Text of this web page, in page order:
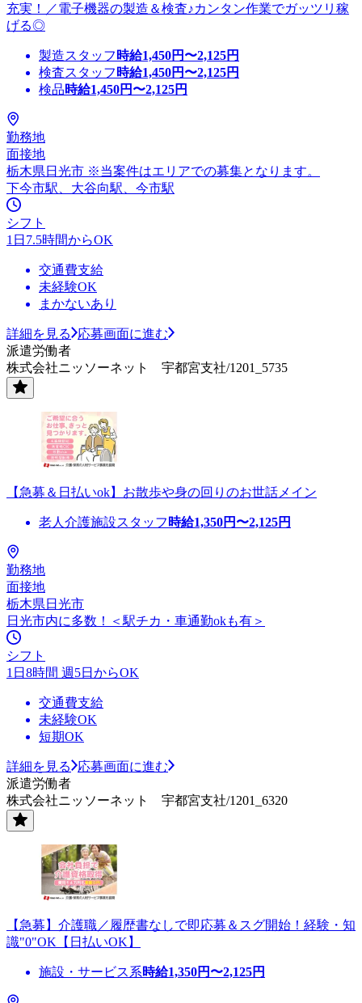
充実！／電子機器の製造＆検査♪カンタン作業でガッツリ稼
げる◎
製造スタッフ 時給1,450円〜2,125円
検査スタッフ 時給1,450円〜2,125円
検品時給1,450円〜2,125円
勤務地
面接地
栃木県日光市 ※当案件はエリアでの募集となります。
下今市駅、大谷向駅、今市駅
シフト
1日7.5時間からOK
交通費支給
未経験OK
まかないあり
詳細を見る
応募画面に進む
派遣労働者
株式会社ニッソーネット 宇都宮支社/1201_5735
【急募＆日払いok】お散歩や身の回りのお世話メイン
老人介護施設スタッフ 時給1,350円〜2,125円
勤務地
面接地
栃木県日光市
日光市内に多数！＜駅チカ・車通勤okも有＞
シフト
1日8時間 週5日からOK
交通費支給
未経験OK
短期OK
詳細を見る
応募画面に進む
派遣労働者
株式会社ニッソーネット 宇都宮支社/1201_6320
【急募】介護職／履歴書なしで即応募＆スグ開始！経験・知
識"0"OK【日払いOK】
施設・サービス系時給1,350円〜2,125円